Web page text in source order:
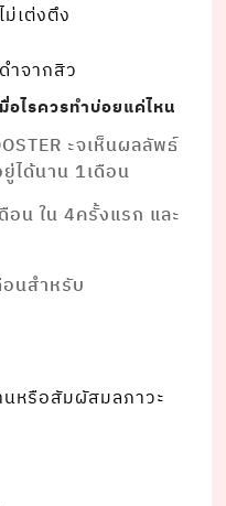
เต่งตึง
จากสิว
อไรควรทําบ่อยแค่ไหน
ะจเห็นผลลัพธ์
ได้นาน 1เดือน
อน ใน 4ครั้งแรก และ
อนสําหรับ
หรือสัมผัสมลภาวะ